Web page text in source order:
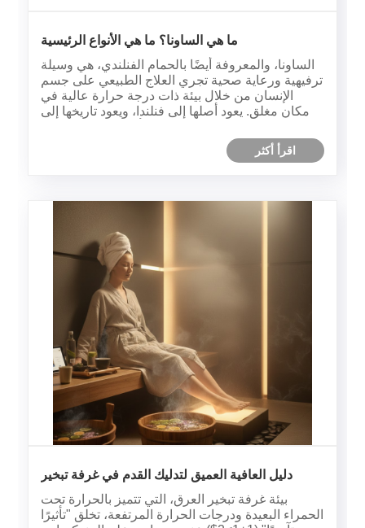
ما هي الساونا؟ ما هي الأنواع الرئيسية
الساونا، والمعروفة أيضًا بالحمام الفنلندي، هي وسيلة
ترفيهية ورعاية صحية تجري العلاج الطبيعي على جسم
الإنسان من خلال بيئة ذات درجة حرارة عالية في
مكان مغلق. يعود أصلها إلى فنلندا، ويعود تاريخها إلى
اقرأ أكثر
دليل العافية العميق لتدليك القدم في غرفة تبخير
بيئة غرفة تبخير العرق، التي تتميز بالحرارة تحت
الحمراء البعيدة ودرجات الحرارة المرتفعة، تخلق "تأثيرًا